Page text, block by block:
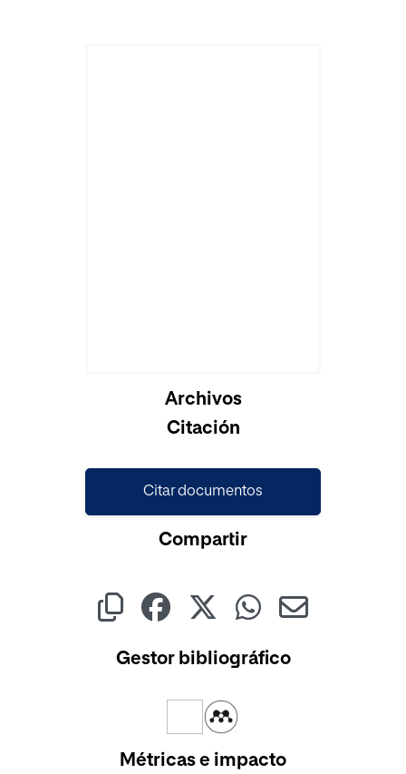
Archivos
Citación
Citar documentos
Compartir
Gestor bibliográfico
Métricas e impacto